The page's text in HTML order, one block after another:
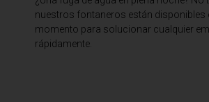
nuestros fontaneros están disponibles
momento para solucionar cualquier
rápidamente.